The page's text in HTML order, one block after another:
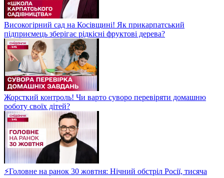
Високогірний сад на Косівщині! Як прикарпатський
підприємець зберігає рідкісні фруктові дерева?
Жорсткий контроль! Чи варто суворо перевіряти домашню
роботу своїх дітей?
⚡Головне на ранок 30 жовтня: Нічний обстріл Росії, тисяча